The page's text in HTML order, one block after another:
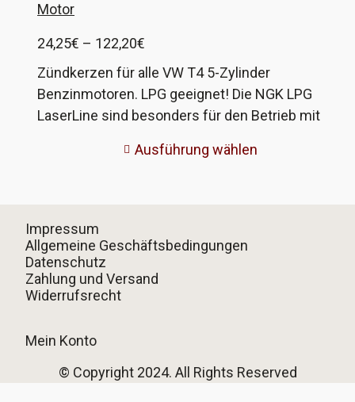
Motor
24,25€ – 122,20€
24,25€
bis
122,20€
Zündkerzen für alle VW T4 5-Zylinder
Benzinmotoren. LPG geeignet! Die NGK LPG
LaserLine sind besonders für den Betrieb mit
durch eine hohe Laufleistung aus. NGK
LPG fährt, weiß, dass das viel ist! Billige Kerzen
halten nicht einmal 10000km, andere Hersteller
geben 30000km für ihre Artikel an. Aus eigener
Erfahrung kann ich die Laufleistung bestätigen.
Kerzen wahrscheinlich eine Ewigkeit, ich weiß
es nicht.
Ausführung wählen
Impressum
Allgemeine Geschäftsbedingungen
Datenschutz
Zahlung und Versand
Widerrufsrecht
Mein Konto
© Copyright 2024. All Rights Reserved